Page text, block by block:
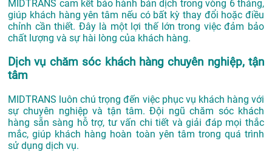
MIDTRANS cam kết bảo hành bản dịch trong vòng 6 tháng,
giúp khách hàng yên tâm nếu có bất kỳ thay đổi hoặc điều
chỉnh cần thiết. Đây là một lợi thế lớn trong việc đảm bảo
chất lượng và sự hài lòng của khách hàng.
Dịch vụ chăm sóc khách hàng chuyên nghiệp, tận
tâm
MIDTRANS luôn chú trọng đến việc phục vụ khách hàng với
sự chuyên nghiệp và tận tâm. Đội ngũ chăm sóc khách
hàng sẵn sàng hỗ trợ, tư vấn chi tiết và giải đáp mọi thắc
mắc, giúp khách hàng hoàn toàn yên tâm trong quá trình
sử dụng dịch vụ.